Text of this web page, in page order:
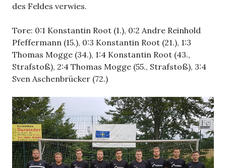
des Feldes verwies.
Tore: 0:1 Konstantin Root (1.), 0:2 Andre Reinhold
Pfeffermann (15.), 0:3 Konstantin Root (21.), 1:3
Thomas Mogge (34.), 1:4 Konstantin Root (43.,
Strafstoß), 2:4 Thomas Mogge (55., Strafstoß), 3:4
Sven Aschenbrücker (72.)